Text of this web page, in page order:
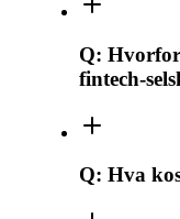
Q: Hvorfor
fintech-
Q: Hva